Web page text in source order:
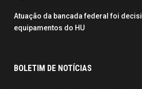
Atuação da bancada federal foi
equipamentos do HU
BOLETIM DE NOTÍCIAS